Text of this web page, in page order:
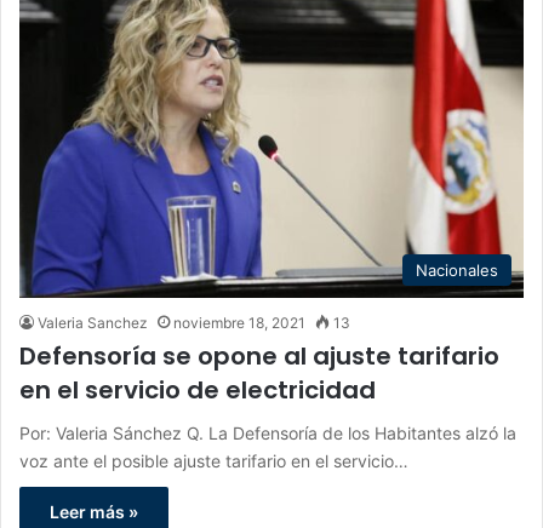
Nacionales
Valeria Sanchez noviembre 18, 2021 13
Defensoría se opone al ajuste tarifario
en el servicio de electricidad
Por: Valeria Sánchez Q. La Defensoría de los Habitantes alzó la
voz ante el posible ajuste tarifario en el servicio…
Leer más »